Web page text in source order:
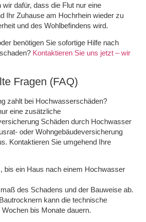
dafür, dass die Flut nur eine
Ihr Zuhause am Hochrhein wieder zu
und des Wohlbefindens wird.
benötigen Sie sofortige Hilfe nach
Kontaktieren Sie uns jetzt – wir
Fragen (FAQ)
zahlt bei Hochwasserschäden?
eine zusätzliche
Schäden durch Hochwasser
oder Wohngebäudeversicherung
Kontaktieren Sie umgehend Ihre
bis ein Haus nach einem Hochwasser
des Schadens und der Bauweise ab.
kann die technische
bis Monate dauern.